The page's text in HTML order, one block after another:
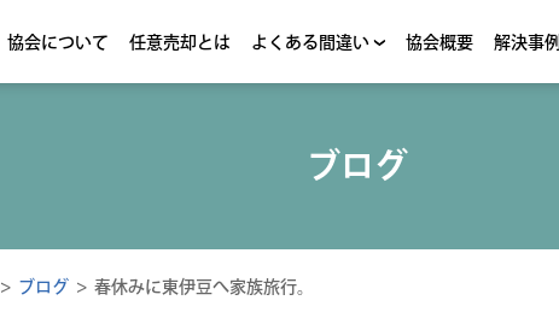
協会について 任意売却とは よくある間違い 協会概要 解決事例
ブログ
> ブログ >春休みに東伊豆へ家族旅行。